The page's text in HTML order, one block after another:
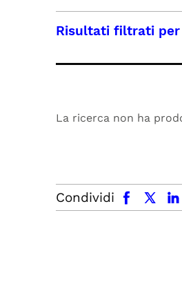
Risultati filtrati per
La ricerca non ha
Condividi
facebook x.com linkedin